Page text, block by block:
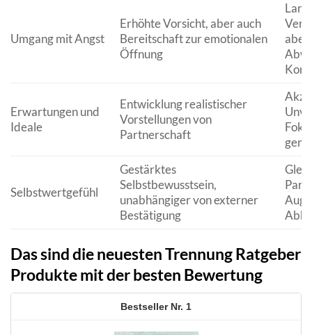
Umgang mit Angst
Erhöhte Vorsicht, aber auch
Bereitschaft zur emotionalen
Öffnung
aber
Erwartungen und
Ideale
Entwicklung realistischer
Vorstellungen von
Partnerschaft
Selbstwertgefühl
Gestärktes
Selbstbewusstsein,
unabhängiger von externer
Bestätigung
Das sind die neuesten Trennung Ratgeber
Produkte mit der besten Bewertung
1